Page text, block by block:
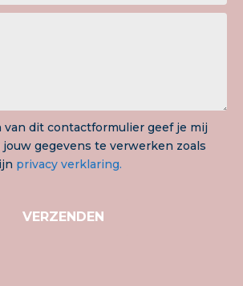
dit contactformulier geef je mij
gegevens te verwerken zoals
privacy verklaring.
VERZENDEN